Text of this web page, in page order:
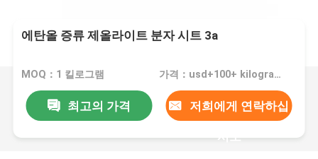
에탄올 증류 제올라이트 분자 시트 3a
MOQ：1 킬로그램 가격：usd+100+ kilograms
최고의 가격 저희에게 연락하십
시오